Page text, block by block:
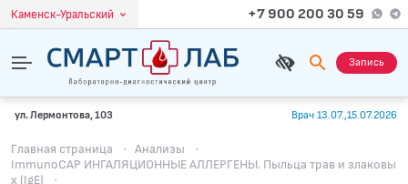
Каменск-Уральский +7 900 200 30 59
Запись
ул. Лермонтова, 103 Врач 13.07.,15.07.2026
Главная страница · Анализы
·
ImmunoCAP ИНГАЛЯЦИОННЫЕ АЛЛЕРГЕНЫ. Пыльца трав и злаковы
х (IgE)
·